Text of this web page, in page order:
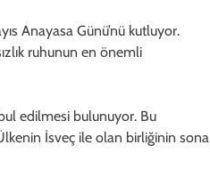
Anayasa Günü’nü kutluyor.
ruhunun en önemli
edilmesi bulunuyor. Bu
İsveç ile olan birliğinin sona